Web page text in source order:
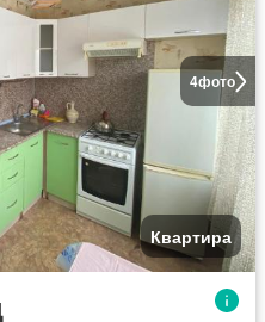
4фото
Квартира